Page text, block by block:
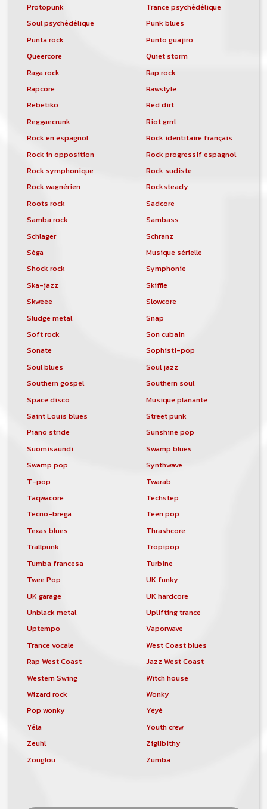
Protopunk
Trance psychédélique
Soul psychédélique
Punk blues
Punta rock
Punto guajiro
Queercore
Quiet storm
Raga rock
Rap rock
Rapcore
Rawstyle
Rebetiko
Red dirt
Reggaecrunk
Riot grrrl
Rock en espagnol
Rock identitaire français
Rock in opposition
Rock progressif espagnol
Rock symphonique
Rock sudiste
Rock wagnérien
Rocksteady
Roots rock
Sadcore
Samba rock
Sambass
Schlager
Schranz
Séga
Musique sérielle
Shock rock
Symphonie
Ska-jazz
Skiffle
Skweee
Slowcore
Sludge metal
Snap
Soft rock
Son cubain
Sonate
Sophisti-pop
Soul blues
Soul jazz
Southern gospel
Southern soul
Space disco
Musique planante
Saint Louis blues
Street punk
Piano stride
Sunshine pop
Suomisaundi
Swamp blues
Swamp pop
Synthwave
T-pop
Twarab
Taqwacore
Techstep
Tecno-brega
Teen pop
Texas blues
Thrashcore
Trallpunk
Tropipop
Tumba francesa
Turbine
Twee Pop
UK funky
UK garage
UK hardcore
Unblack metal
Uplifting trance
Uptempo
Vaporwave
Trance vocale
West Coast blues
Rap West Coast
Jazz West Coast
Western Swing
Witch house
Wizard rock
Wonky
Pop wonky
Yéyé
Yéla
Youth crew
Zeuhl
Ziglibithy
Zouglou
Zumba